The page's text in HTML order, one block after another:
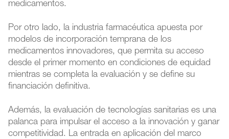
medicamentos.
Por otro lado, la industria farmacéutica apuesta por
modelos de incorporación temprana de los
medicamentos innovadores, que permita su acceso
desde el primer momento en condiciones de equidad
mientras se completa la evaluación y se define su
financiación definitiva.
Además, la evaluación de tecnologías sanitarias es una
palanca para impulsar el acceso a la innovación y ganar
competitividad. La entrada en aplicación del marco